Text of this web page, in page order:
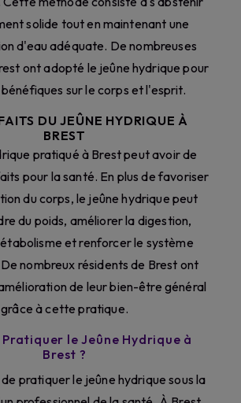
solide tout en maintenant une
d'eau adéquate. De nombreuses
ont adopté le jeûne hydrique pour
sur le corps et l'esprit.
DU JEÛNE HYDRIQUE À
BREST
pratiqué à Brest peut avoir de
pour la santé. En plus de favoriser
du corps, le jeûne hydrique peut
du poids, améliorer la digestion,
et renforcer le système
nombreux résidents de Brest ont
de leur bien-être général
grâce à cette pratique.
le Jeûne Hydrique à
Brest ?
pratiquer le jeûne hydrique sous la